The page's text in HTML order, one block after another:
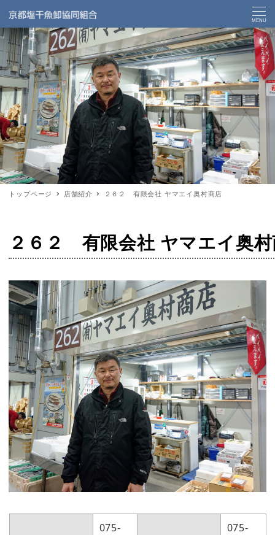
MENU
トップページ 店舗紹介 ２６２ 有限会社 ヤマエイ奥村商店
２６２ 有限会社 ヤマエイ奥
075-
075-